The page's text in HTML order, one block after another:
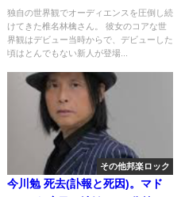
気で手術
独自の世界観でオーディエンスを圧倒し続
けてきた椎名林檎さん。 彼女のコアな世
界観はデビュー当時からで、デビューした
頃はとんでもない新人が登場...
その他邦楽ロック
今川勉 死去(訃報と死因)。マド